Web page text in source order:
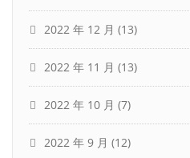
2022 年 12 月 (13)
2022 年 11 月 (13)
2022 年 10 月 (7)
2022 年 9 月 (12)